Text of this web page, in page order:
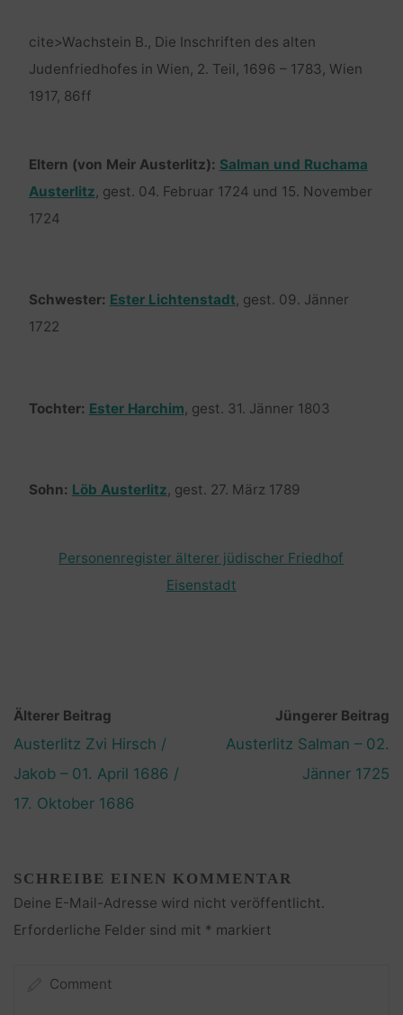
cite>Wachstein B., Die Inschriften des alten
Judenfriedhofes in Wien, 2. Teil, 1696 – 1783, Wien
1917, 86ff
Eltern (von Meir Austerlitz): Salman und Ruchama
Austerlitz, gest. 04. Februar 1724 und 15. November
1724
Schwester: Ester Lichtenstadt, gest. 09. Jänner
1722
Tochter: Ester Harchim, gest. 31. Jänner 1803
Sohn: Löb Austerlitz, gest. 27. März 1789
Personenregister älterer jüdischer Friedhof
Eisenstadt
Älterer Beitrag
Austerlitz Zvi Hirsch /
Jakob – 01. April 1686 /
17. Oktober 1686
Jüngerer Beitrag
Austerlitz Salman – 02.
Jänner 1725
SCHREIBE EINEN KOMMENTAR
Deine E-Mail-Adresse wird nicht veröffentlicht.
Erforderliche Felder sind mit * markiert